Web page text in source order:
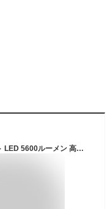
＼◆SS期間限定価格1980！／ ヘッドライト LED 5600ルーメン 高輝度 ズーム調整可能 充電式 ランプ 軽量 防水 登山 釣り キャンプ アウトドア用 ランニング 夜間 明るい コンパクト Type-C LEDヘッドライト 長時間点灯 地震 停電 防災 災害対策 プレゼント